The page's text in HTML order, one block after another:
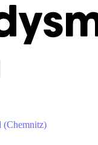
(Chemnitz)